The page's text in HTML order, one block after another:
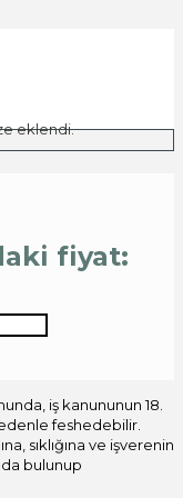
eklendi.
fiyat:
iş kanununun 18.
feshedebilir.
sıklığına ve işverenin
bulunup